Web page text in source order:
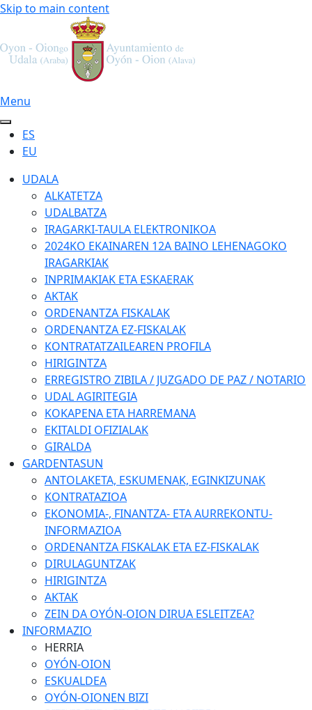
Skip to main content
Menu
ES
EU
UDALA
ALKATETZA
UDALBATZA
IRAGARKI-TAULA ELEKTRONIKOA
2024KO EKAINAREN 12A BAINO LEHENAGOKO
IRAGARKIAK
INPRIMAKIAK ETA ESKAERAK
AKTAK
ORDENANTZA FISKALAK
ORDENANTZA EZ-FISKALAK
KONTRATATZAILEAREN PROFILA
HIRIGINTZA
ERREGISTRO ZIBILA / JUZGADO DE PAZ / NOTARIO
UDAL AGIRITEGIA
KOKAPENA ETA HARREMANA
EKITALDI OFIZIALAK
GIRALDA
GARDENTASUN
ANTOLAKETA, ESKUMENAK, EGINKIZUNAK
KONTRATAZIOA
EKONOMIA-, FINANTZA- ETA AURREKONTU-
INFORMAZIOA
ORDENANTZA FISKALAK ETA EZ-FISKALAK
DIRULAGUNTZAK
HIRIGINTZA
AKTAK
ZEIN DA OYÓN-OION DIRUA ESLEITZEA?
INFORMAZIO
HERRIA
OYÓN-OION
ESKUALDEA
OYÓN-OIONEN BIZI